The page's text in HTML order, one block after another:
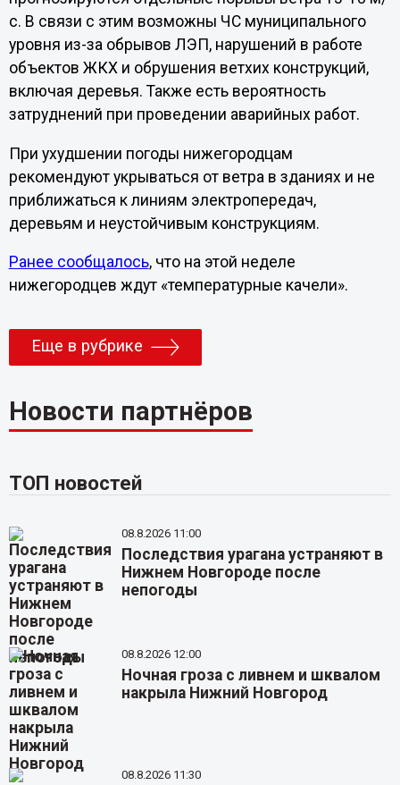
с. В связи с этим возможны ЧС муниципального
уровня из-за обрывов ЛЭП, нарушений в работе
объектов ЖКХ и обрушения ветхих конструкций,
включая деревья. Также есть вероятность
затруднений при проведении аварийных работ.
При ухудшении погоды нижегородцам
рекомендуют укрываться от ветра в зданиях и не
приближаться к линиям электропередач,
деревьям и неустойчивым конструкциям.
Ранее сообщалось, что на этой неделе
нижегородцев ждут «температурные качели».
Еще в рубрике
Новости партнёров
ТОП новостей
08.8.2026 11:00
Последствия урагана устраняют в
Нижнем Новгороде после
непогоды
08.8.2026 12:00
Ночная гроза с ливнем и шквалом
накрыла Нижний Новгород
08.8.2026 11:30